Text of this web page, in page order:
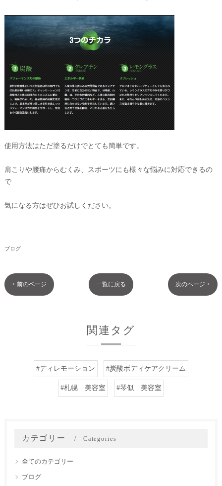
使用方法はただ塗るだけでとても簡単です。
肩こりや腰痛からむくみ、スポーツにも様々な悩みに対応できるの
で
気になる方はぜひお試しください。
ブログ
< 前のページ 一覧に戻る 次のページ >
関連タグ
#ディレモーション #炭酸ボディケアクリーム
#札幌 美容室 #琴似 美容室
カテゴリー Categories
全てのカテゴリー
ブログ